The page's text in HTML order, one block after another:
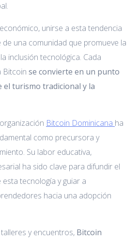
unirse a esta tendencia
una comunidad que promueve la
inclusión tecnológica. Cada
Bitcoin se convierte en un punto
turismo tradicional y la
Bitcoin Dominicana ha
como precursora y
Su labor educativa,
ha sido clave para difundir el
tecnología y guiar a
hacia una adopción
y encuentros, Bitcoin